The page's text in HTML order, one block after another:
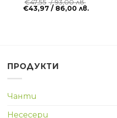
€47,55 / 93,00 лв.
€43,97 / 86,00 лв.
ПРОДУКТИ
Чанти
Несесери